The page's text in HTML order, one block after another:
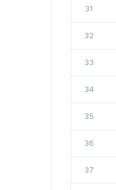
31
32
33
34
35
36
37